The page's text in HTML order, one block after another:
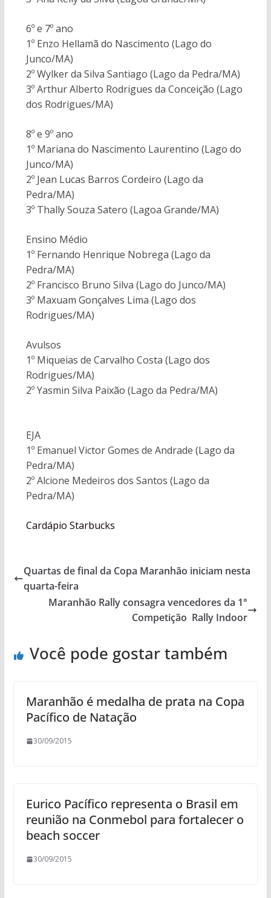
6º e 7º ano
1º Enzo Hellamã do Nascimento (Lago do
Junco/MA)
2º Wylker da Silva Santiago (Lago da Pedra/MA)
3º Arthur Alberto Rodrigues da Conceição (Lago
dos Rodrigues/MA)
8º e 9º ano
1º Mariana do Nascimento Laurentino (Lago do
Junco/MA)
2º Jean Lucas Barros Cordeiro (Lago da
Pedra/MA)
3º Thally Souza Satero (Lagoa Grande/MA)
Ensino Médio
1º Fernando Henrique Nobrega (Lago da
Pedra/MA)
2º Francisco Bruno Silva (Lago do Junco/MA)
3º Maxuam Gonçalves Lima (Lago dos
Rodrigues/MA)
Avulsos
1º Miqueias de Carvalho Costa (Lago dos
Rodrigues/MA)
2º Yasmin Silva Paixão (Lago da Pedra/MA)
EJA
1º Emanuel Victor Gomes de Andrade (Lago da
Pedra/MA)
2º Alcione Medeiros dos Santos (Lago da
Pedra/MA)
Cardápio Starbucks
Quartas de final da Copa Maranhão iniciam nesta
quarta-feira
Maranhão Rally consagra vencedores da 1°
Competição Rally Indoor
Você pode gostar também
Maranhão é medalha de prata na Copa
Pacífico de Natação
30/09/2015
Eurico Pacífico representa o Brasil em
reunião na Conmebol para fortalecer o
beach soccer
30/09/2015